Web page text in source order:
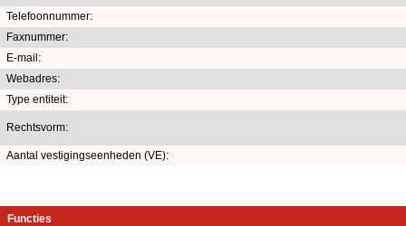
Telefoonnummer:
Faxnummer:
E-mail:
Webadres:
Type entiteit:
Rechtsvorm:
Aantal vestigingseenheden (VE):
Functies